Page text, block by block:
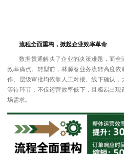
流程全面重构，掀起企业效率革命
数据贯通解决了企业的决策难题，而
效率痛点。转型前，林源春业务流转高度
作、层级审批均依靠人工对接、线下确认
等待环节，不仅运营效率低下，且极易出
场需求。